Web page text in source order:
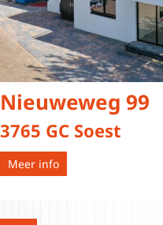
Nieuweweg 99
3765 GC Soest
Meer info